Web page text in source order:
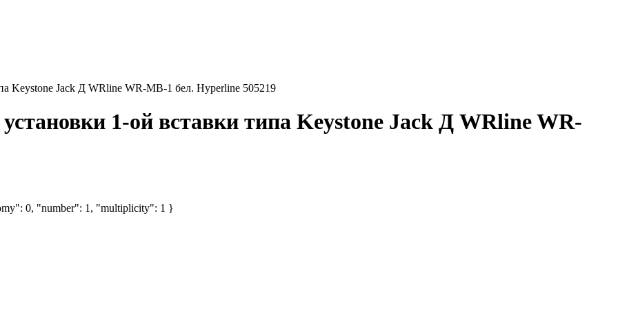
Keystone Jack Д WRline WR-MB-1 бел. Hyperline 505219
1-ой вставки типа Keystone Jack Д WRline WR-
0, "number": 1, "multiplicity": 1 }